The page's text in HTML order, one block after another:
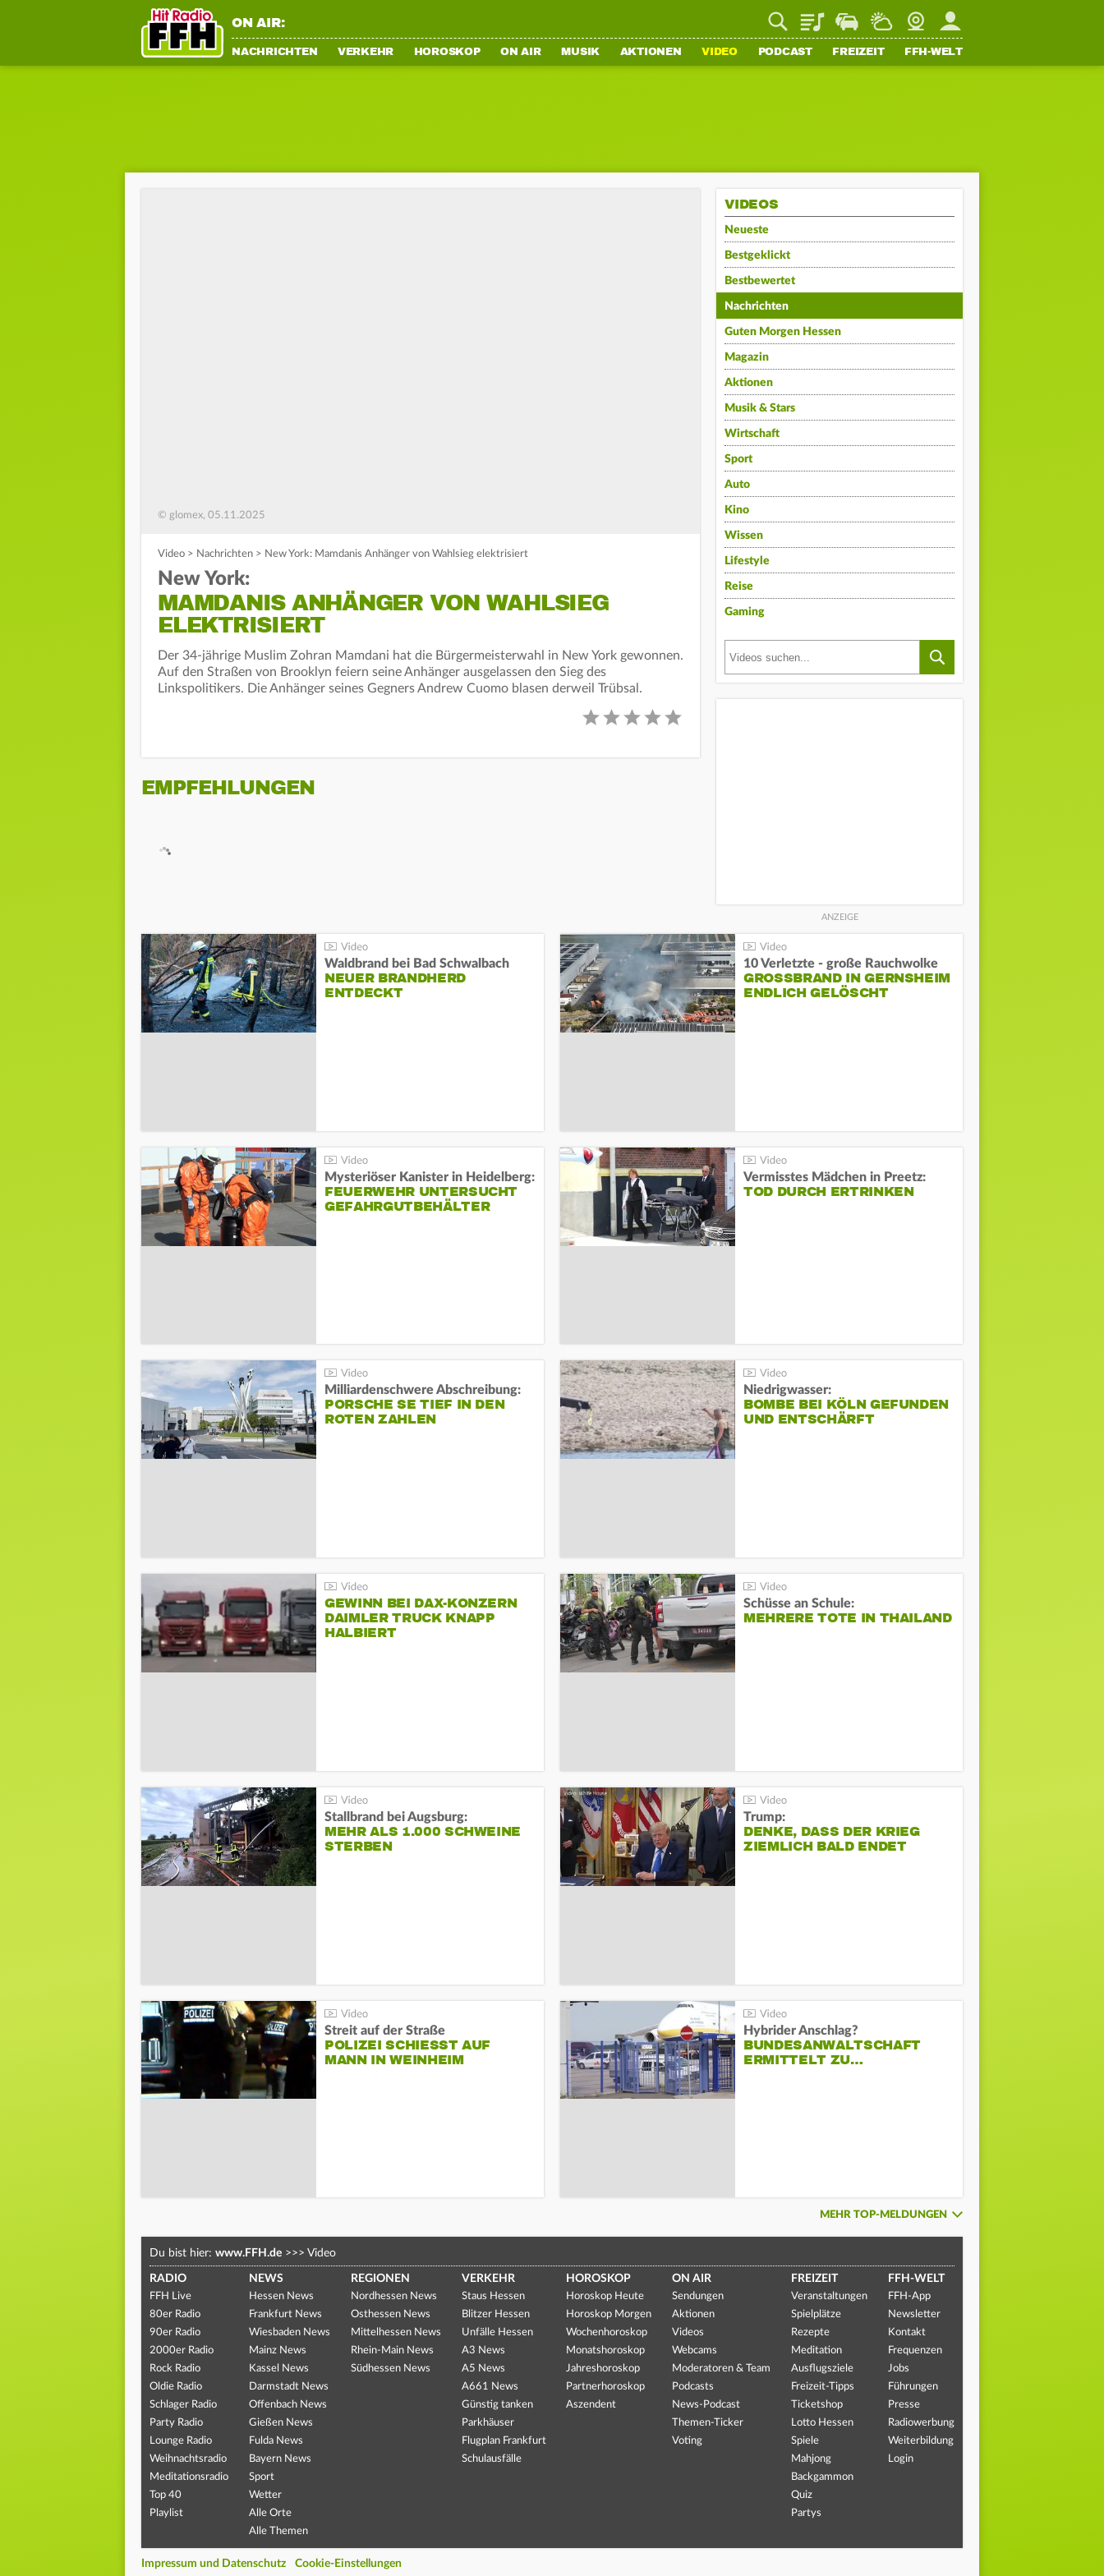
ON AIR: PlaylistStaupilotWetterWebcamMein FFH
NACHRICHTEN VERKEHR HOROSKOP ON AIR MUSIK AKTIONEN VIDEO PODCAST FREIZEIT FFH-WELT
© glomex, 05.11.2025
Video > Nachrichten > New York: Mamdanis Anhänger von Wahlsieg elektrisiert
New York:
MAMDANIS ANHÄNGER VON WAHLSIEG
ELEKTRISIERT
Der 34-jährige Muslim Zohran Mamdani hat die Bürgermeisterwahl in New York gewonnen.
Auf den Straßen von Brooklyn feiern seine Anhänger ausgelassen den Sieg des
Linkspolitikers. Die Anhänger seines Gegners Andrew Cuomo blasen derweil Trübsal.
EMPFEHLUNGEN
VIDEOS
Neueste
Bestgeklickt
Bestbewertet
Nachrichten
Guten Morgen Hessen
Magazin
Aktionen
Musik & Stars
Wirtschaft
Sport
Auto
Kino
Wissen
Lifestyle
Reise
Gaming
Waldbrand bei Bad Schwalbach
NEUER BRANDHERD
ENTDECKT
10 Verletzte - große Rauchwolke
GROSSBRAND IN GERNSHEIM E
NDLICH GELÖSCHT
Mysteriöser Kanister in Heidelberg:
FEUERWEHR UNTERSUCHT
GEFAHRGUTBEHÄLTER
Vermisstes Mädchen in Preetz:
TOD DURCH ERTRINKEN
Milliardenschwere Abschreibung:
PORSCHE SE TIEF IN DEN
ROTEN ZAHLEN
Niedrigwasser:
BOMBE BEI KÖLN GEFUNDEN
UND ENTSCHÄRFT
GEWINN BEI DAX-KONZERN
DAIMLER TRUCK KNAPP
HALBIERT
Schüsse an Schule:
MEHRERE TOTE IN THAILAND
Stallbrand bei Augsburg:
MEHR ALS 1.000 SCHWEINE
STERBEN
Trump:
DENKE, DASS DER KRIEG
ZIEMLICH BALD ENDET
Streit auf der Straße
POLIZEI SCHIESST AUF M
ANN IN WEINHEIM
Hybrider Anschlag?
BUNDESANWALTSCHAFT
ERMITTELT ZU…
MEHR TOP-MELDUNGEN
Du bist hier: www.FFH.de >>> Video
RADIO
FFH Live
80er Radio
90er Radio
2000er Radio
Rock Radio
Oldie Radio
Schlager Radio
Party Radio
Lounge Radio
Weihnachtsradio
Meditationsradio
Top 40
Playlist
NEWS
Hessen News
Frankfurt News
Wiesbaden News
Mainz News
Kassel News
Darmstadt News
Offenbach News
Gießen News
Fulda News
Bayern News
Sport
Wetter
Alle Orte
Alle Themen
REGIONEN
Nordhessen News
Osthessen News
Mittelhessen News
Rhein-Main News
Südhessen News
VERKEHR
Staus Hessen
Blitzer Hessen
Unfälle Hessen
A3 News
A5 News
A661 News
Günstig tanken
Parkhäuser
Flugplan Frankfurt
Schulausfälle
HOROSKOP
Horoskop Heute
Horoskop Morgen
Wochenhoroskop
Monatshoroskop
Jahreshoroskop
Partnerhoroskop
Aszendent
ON AIR
Sendungen
Aktionen
Videos
Webcams
Moderatoren & Team
Podcasts
News-Podcast
Themen-Ticker
Voting
FREIZEIT
Veranstaltungen
Spielplätze
Rezepte
Meditation
Ausflugsziele
Freizeit-Tipps
Ticketshop
Lotto Hessen
Spiele
Mahjong
Backgammon
Quiz
Partys
FFH-WELT
FFH-App
Newsletter
Kontakt
Frequenzen
Jobs
Führungen
Presse
Radiowerbung
Weiterbildung
Login
Impressum und Datenschutz Cookie-Einstellungen